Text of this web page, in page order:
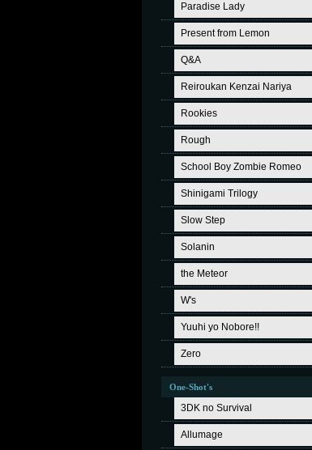
Paradise Lady
Present from Lemon
Q&A
Reiroukan Kenzai Nariya
Rookies
Rough
School Boy Zombie Romeo
Shinigami Trilogy
Slow Step
Solanin
the Meteor
W's
Yuuhi yo Nobore!!
Zero
One-Shot's
3DK no Survival
Allumage